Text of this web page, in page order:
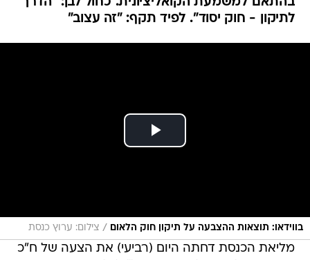
לתיקון - חוק יסוד". לפיד תקף: "זה עצוב"
בווידאו: תוצאות ההצבעה על תיקון חוק הלאום / צילום: ערוץ כנסת
מליאת הכנסת דחתה היום (רביעי) את הצעה של ח"כ